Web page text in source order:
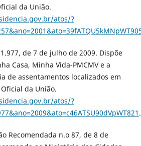
da União.
atos/?
de 7 de julho de 2009. Dispõe
Casa, Minha Vida-PMCMV e a
de assentamentos localizados em
da União.
atos/?
.
Recomendada n.o 87, de 8 de